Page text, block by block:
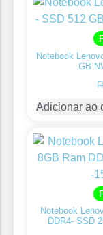
Notebook
GB
Adicionar ao
Notebook
DDR4- SSD